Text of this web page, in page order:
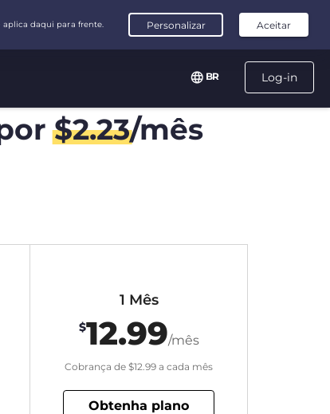
Log-in
BR
$2.23/mês
1 Mês
$12.99/mês
Cobrança de $12.99 a cada mês
Obtenha plano